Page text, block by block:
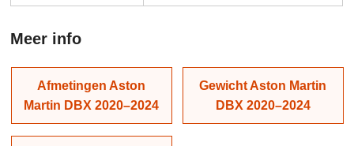
Meer info
Afmetingen Aston
Martin DBX 2020–2024
Gewicht Aston Martin
DBX 2020–2024